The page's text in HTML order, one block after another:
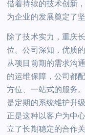
借着持续的技术创新
为企业的发展奠定了
除了技术实力，重庆
位。公司深知，优质
从项目前期的需求沟
的运维保障，公司都
方位、一站式的服务
是定期的系统维护升
正是这种以客户为中
立了长期稳定的合作